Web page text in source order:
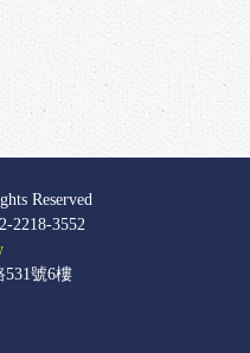
Reserved
2218-3552
號6樓